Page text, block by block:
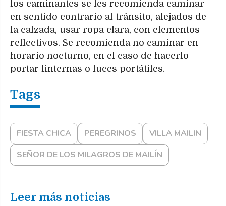
los caminantes se les recomienda caminar
en sentido contrario al tránsito, alejados de
la calzada, usar ropa clara, con elementos
reflectivos. Se recomienda no caminar en
horario nocturno, en el caso de hacerlo
portar linternas o luces portátiles.
FIESTA CHICA PEREGRINOS
VILLA MAILIN
SEÑOR DE LOS MILAGROS DE MAILÍN
Leer más noticias